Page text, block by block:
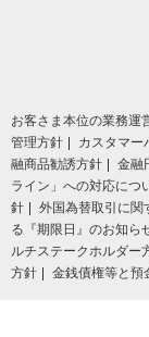
お客さま本位の業務運
管理方針
カスタマー
融商品勧誘方針
金融
ライン」への対応につ
針
外国為替取引に関
る『期限日』のお知ら
ルチステークホルダー
方針
金銭債権等と預